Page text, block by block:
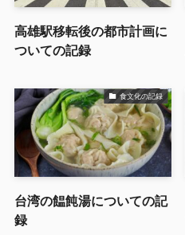
高雄駅移転後の都市計画に
ついての記録
食文化の記録
台湾の饂飩湯についての記
録